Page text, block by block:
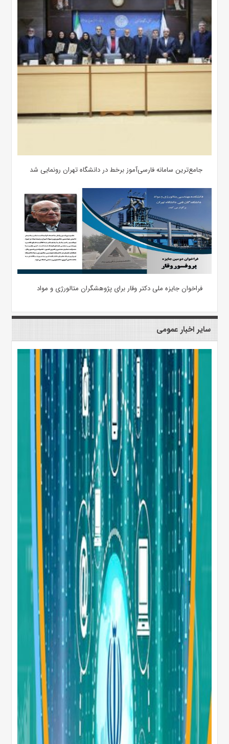
جامع‌ترین سامانه فارسی‌آموز برخط در دانشگاه تهران رونمایی شد
فراخوان جایزه ملی دکتر وقار برای پژوهشگران متالورژی و مواد
سایر اخبار عمومی